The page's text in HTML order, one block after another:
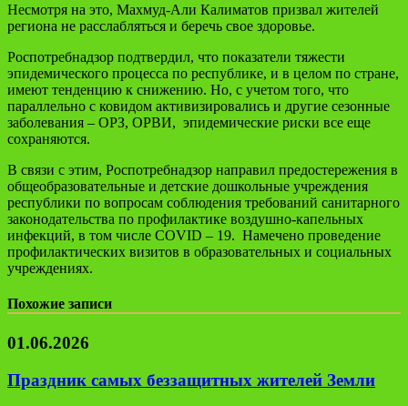
Несмотря на это, Махмуд-Али Калиматов призвал жителей
региона не расслабляться и беречь свое здоровье.
Роспотребнадзор подтвердил, что показатели тяжести
эпидемического процесса по республике, и в целом по стране,
имеют тенденцию к снижению. Но, с учетом того, что
параллельно с ковидом активизировались и другие сезонные
заболевания – ОРЗ, ОРВИ, эпидемические риски все еще
сохраняются.
В связи с этим, Роспотребнадзор направил предостережения в
общеобразовательные и детские дошкольные учреждения
республики по вопросам соблюдения требований санитарного
законодательства по профилактике воздушно-капельных
инфекций, в том числе COVID – 19. Намечено проведение
профилактических визитов в образовательных и социальных
учреждениях.
Похожие записи
01.06.2026
Праздник самых беззащитных жителей Земли